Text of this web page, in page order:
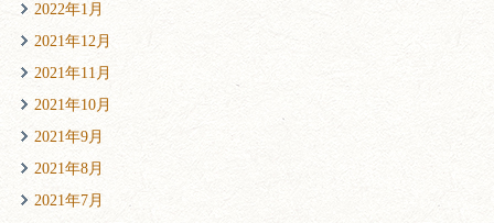
2022年1月
2021年12月
2021年11月
2021年10月
2021年9月
2021年8月
2021年7月